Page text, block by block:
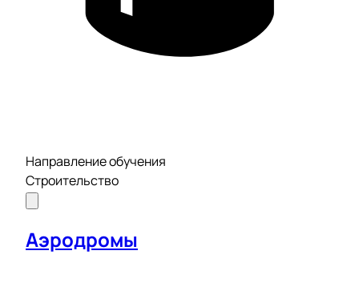
Направление обучения
Строительство
Аэродромы